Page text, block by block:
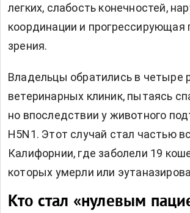
легких, слабость конечностей,
координации и прогрессирующая
зрения.
Владельцы обратились в четыре
ветеринарных клиник, пытаясь
но впоследствии у животного
H5N1. Этот случай стал частью
Калифорнии, где заболели 19
которых умерли или
Кто стал «нулевым